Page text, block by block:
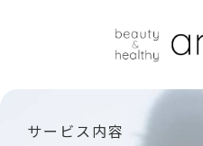
サービス内容